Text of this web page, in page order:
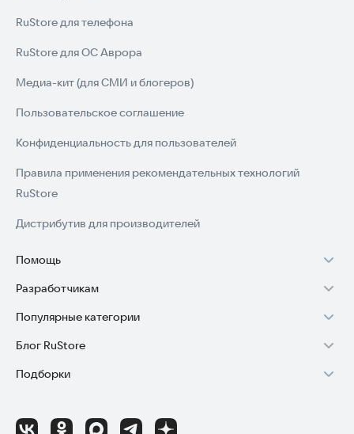
RuStore для телефона
RuStore для ОС Аврора
Медиа-кит (для СМИ и блогеров)
Пользовательское соглашение
Конфиденциальность для пользователей
Правила применения рекомендательных технологий
RuStore
Дистрибутив для производителей
Помощь
Установка RuStore на TV
Установка RuStore на телефон
Установка RuStore в машину
Помощь пользователям RuStore
Разработчикам
Зарабатывать с RuStore
Стать разработчиком
Доступ к RuStore Консоль
Популярные категории
Игры для Android
Приложения банков
Блог RuStore
Обзоры игр для Android 2025
Подборки